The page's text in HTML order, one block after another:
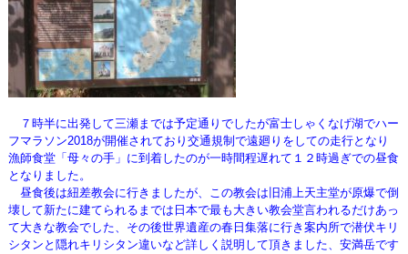
７時半に出発して三瀬までは予定通りでしたが富士しゃくなげ湖でハー
フマラソン2018が開催されており交通規制で遠廻りをしての走行となり
漁師食堂「母々の手」に到着したのが一時間程遅れて１２時過ぎでの昼食
となりました。
昼食後は紐差教会に行きましたが、この教会は旧浦上天主堂が原爆で倒
壊して新たに建てられるまでは日本で最も大きい教会堂言われるだけあっ
て大きな教会でした、その後世界遺産の春日集落に行き案内所で潜伏キリ
シタンと隠れキリシタン違いなど詳しく説明して頂きました、安満岳です